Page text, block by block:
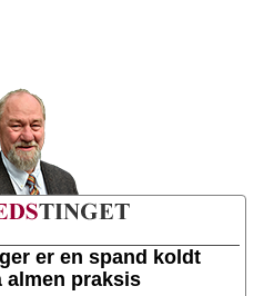
er en spand koldt
almen praksis